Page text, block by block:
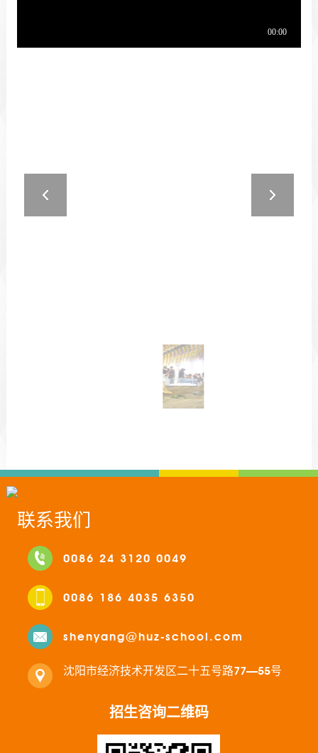
联系我们
0086 24 3120 0049
0086 186 4035 6350
shenyang@huz-school.com
沈阳市经济技术开发区二十五号路77—55号
招生咨询二维码